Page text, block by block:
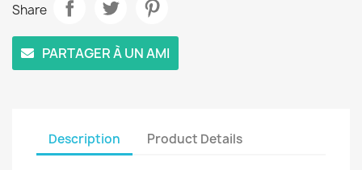
Share
PARTAGER À UN AMI
Description Product Details